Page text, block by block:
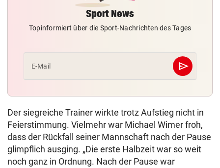
Sport News
Topinformiert über die Sport-Nachrichten des Tages
E-Mail send
Abschicken
Der siegreiche Trainer wirkte trotz Aufstieg nicht in
Feierstimmung. Vielmehr war Michael Wimer froh,
dass der Rückfall seiner Mannschaft nach der Pause
glimpflich ausging. „Die erste Halbzeit war so weit
noch ganz in Ordnung. Nach der Pause war